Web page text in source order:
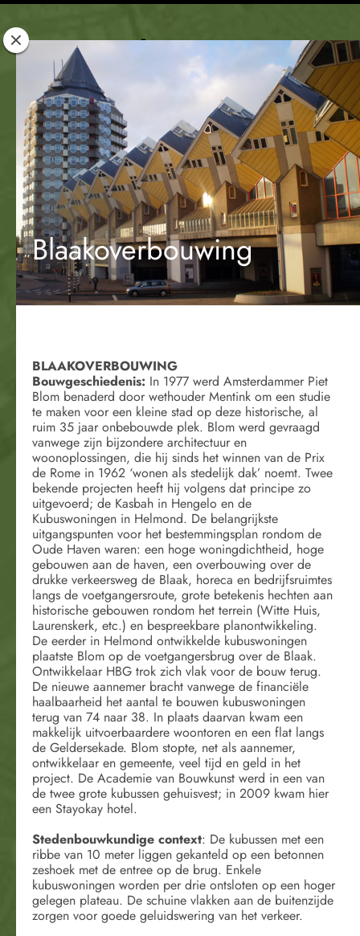
Rotterdam
Woont
Blaakoverbouwing
BLAAKOVERBOUWING
Bouwgeschiedenis: In 1977 werd Amsterdammer Piet
Blom benaderd door wethouder Mentink om een studie
te maken voor een kleine stad op deze historische, al
ruim 35 jaar onbebouwde plek. Blom werd gevraagd
vanwege zijn bijzondere architectuur en
woonoplossingen, die hij sinds het winnen van de Prix
de Rome in 1962 ‘wonen als stedelijk dak’ noemt. Twee
bekende projecten heeft hij volgens dat principe zo
uitgevoerd; de Kasbah in Hengelo en de
Kubuswoningen in Helmond. De belangrijkste
uitgangspunten voor het bestemmingsplan rondom de
Oude Haven waren: een hoge woningdichtheid, hoge
gebouwen aan de haven, een overbouwing over de
drukke verkeersweg de Blaak, horeca en bedrijfsruimtes
langs de voetgangersroute, grote betekenis hechten aan
historische gebouwen rondom het terrein (Witte Huis,
Laurenskerk, etc.) en bespreekbare planontwikkeling.
De eerder in Helmond ontwikkelde kubuswoningen
plaatste Blom op de voetgangersbrug over de Blaak.
Ontwikkelaar HBG trok zich vlak voor de bouw terug.
De nieuwe aannemer bracht vanwege de financiële
haalbaarheid het aantal te bouwen kubuswoningen
terug van 74 naar 38. In plaats daarvan kwam een
makkelijk uitvoerbaardere woontoren en een flat langs
de Geldersekade. Blom stopte, net als aannemer,
ontwikkelaar en gemeente, veel tijd en geld in het
project. De Academie van Bouwkunst werd in een van
de twee grote kubussen gehuisvest; in 2009 kwam hier
een Stayokay hotel.
Stedenbouwkundige context: De kubussen met een
ribbe van 10 meter liggen gekanteld op een betonnen
zeshoek met de entree op de brug. Enkele
kubuswoningen worden per drie ontsloten op een hoger
gelegen plateau. De schuine vlakken aan de buitenzijde
zorgen voor goede geluidswering van het verkeer.